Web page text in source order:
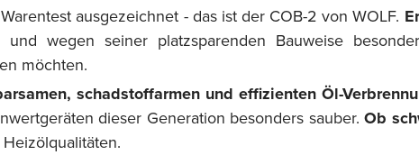
ausgezeichnet - das ist der COB-2 von WOLF.
und wegen seiner platzsparenden Bauweise
möchten.
schadstoffarmen und effizienten Öl-
dieser Generation besonders sauber.Ob